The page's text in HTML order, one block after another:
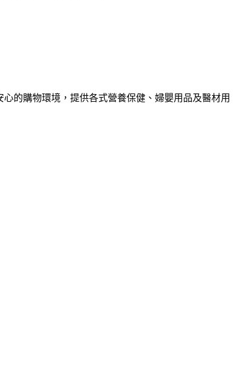
的購物環境，提供各式營養保健、婦嬰用品及醫材用